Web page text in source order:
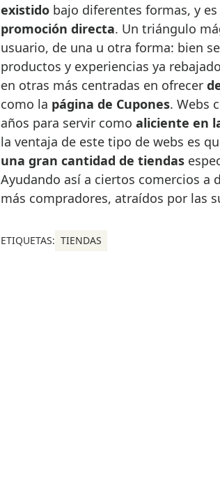
existidobajo diferentes formas, y
promoción directa. Un triángulo
usuario, de una u otra forma: bien
productos y experiencias ya
en otras más centradas en ofrecer
como la página de Cupones. Webs
años para servir como aliciente en
la ventaja de este tipo de webs es
una gran cantidad de tiendas
Ayudando así a ciertos comercios a
más compradores, atraídos por las
ETIQUETAS: TIENDAS